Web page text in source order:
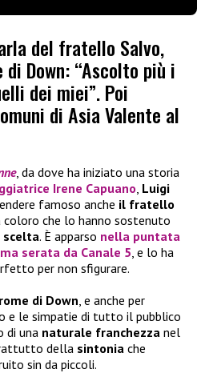
del fratello Salvo,
Down: “Ascolto più i
dei miei”. Poi
di Asia Valente al
, da dove ha iniziato una storia
Irene Capuano, Luigi
famoso anche il fratello
coloro che lo hanno sostenuto
scelta. È apparso nella puntata
serata da Canale 5, e lo ha
per non sfigurare.
di Down, e anche per
le simpatie di tutto il pubblico
di una naturale franchezza nel
della sintonia che
sin da piccoli.